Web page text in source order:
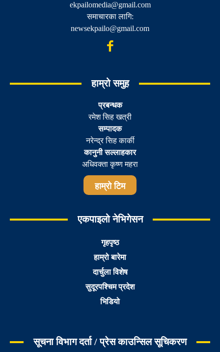
ekpailomedia@gmail.com
समाचारका लागि:
newsekpailo@gmail.com
हाम्रो समुह
प्रबन्धक
रमेश सिह खत्री
सम्पादक
नरेन्द्र सिह कार्की
कानुनी सल्लाहकार
अधिवक्ता कृष्ण महरा
हाम्रो टिम
एकपाइलो नेभिगेसन
गृहपृष्ठ
हाम्रो बारेमा
दार्चुला विशेष
सुदूरपश्चिम प्रदेश
भिडियो
सूचना विभाग दर्ता / प्रेस काउन्सिल सूचिकरण